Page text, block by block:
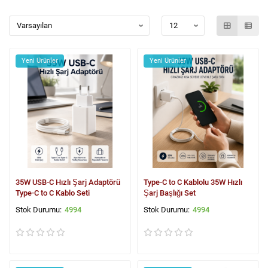
Yeni Ürünler
35W USB-C Hızlı Şarj Adaptörü
Type-C to C Kablo Seti
4994
Yeni Ürünler
Type-C to C Kablolu 35W Hızlı
Şarj Başlığı Set
4994